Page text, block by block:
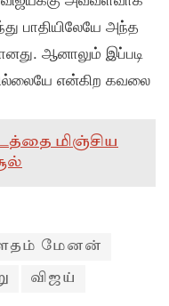
பாதியிலேயே அந்த
ஆனாலும் இப்படி
என்கிற கவலை
மிஞ்சிய
மேனன்
விஜய்